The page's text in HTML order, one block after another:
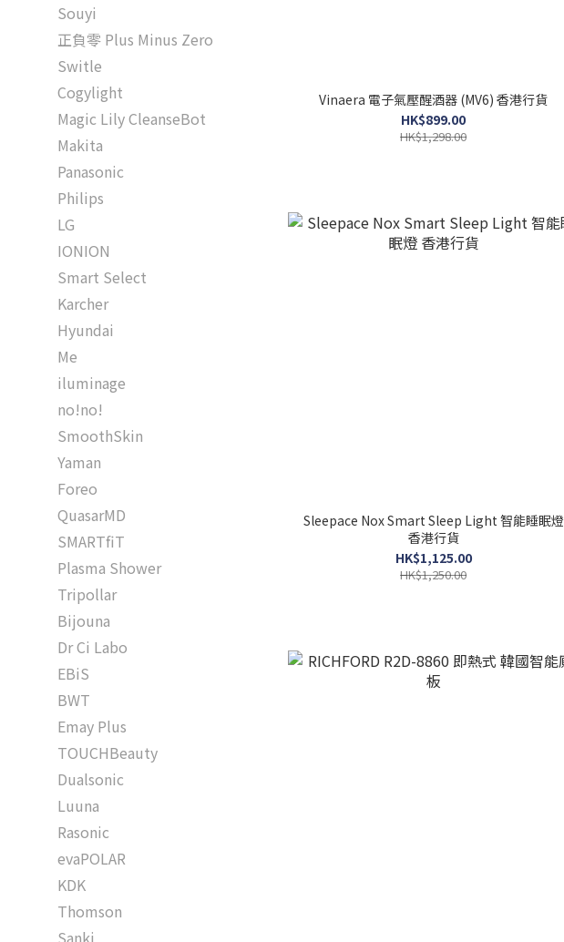
Souyi
正負零 Plus Minus Zero
Switle
Cogylight
Magic Lily CleanseBot
Makita
Panasonic
Philips
LG
IONION
Smart Select
Karcher
Hyundai
Me
iluminage
no!no!
SmoothSkin
Yaman
Foreo
QuasarMD
SMARTfiT
Plasma Shower
Tripollar
Bijouna
Dr Ci Labo
EBiS
BWT
Emay Plus
TOUCHBeauty
Dualsonic
Luuna
Rasonic
evaPOLAR
KDK
Thomson
Sanki
Vinaera 電子氣壓醒酒器 (MV6) 香港行貨
HK$899.00
HK$1,298.00
Sleepace Nox Smart Sleep Light 智能睡眠燈
香港行貨
HK$1,125.00
HK$1,250.00